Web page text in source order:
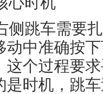
侧跳车需要
动中准确按
这个过程要
是时机，跳